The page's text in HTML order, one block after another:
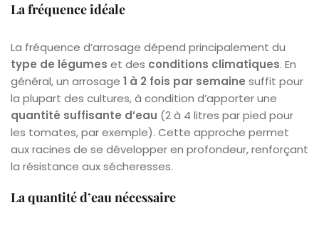
La fréquence idéale
La fréquence d’arrosage dépend principalement du
type de légumes et des conditions climatiques. En
général, un arrosage 1 à 2 fois par semaine suffit pour
la plupart des cultures, à condition d’apporter une
quantité suffisante d’eau (2 à 4 litres par pied pour
les tomates, par exemple). Cette approche permet
aux racines de se développer en profondeur, renforçant
la résistance aux sécheresses.
La quantité d’eau nécessaire